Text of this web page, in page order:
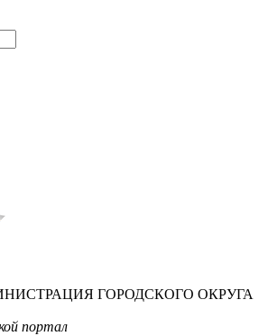
ГОРОДСКОГО ОКРУГА
портал